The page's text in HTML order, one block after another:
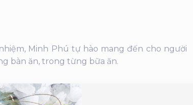
Minh Phú tự hào mang đến cho người
bàn ăn, trong từng bữa ăn.